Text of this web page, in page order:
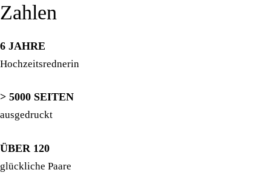
Zahlen
6 JAHRE
Hochzeitsrednerin
> 5000 SEITEN
ausgedruckt
ÜBER 120
glückliche Paare